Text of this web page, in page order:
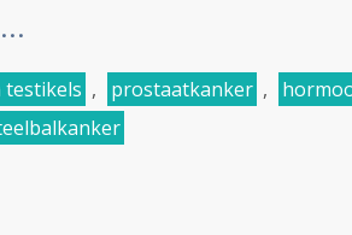
testikels , prostaatkanker ,